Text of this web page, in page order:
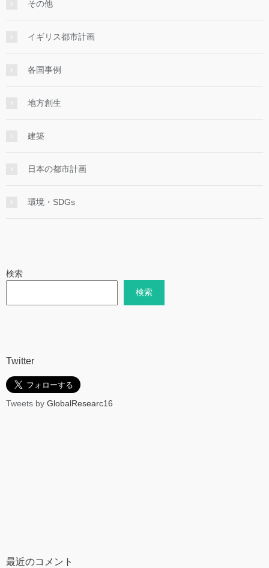
その他
イギリス都市計画
各国事例
地方創生
建築
日本の都市計画
環境・SDGs
検索
検索
Twitter
Tweets by GlobalResearc16
最近のコメント